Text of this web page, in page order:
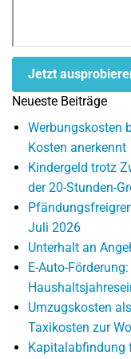
Jetzt
Neueste Beiträge
Werbungskosten
Kosten anerkennt
Kindergeld trotz
der 20-Stunden-
Juli 2026
Unterhalt an
E-Auto-
Umzugskosten
Taxikosten zur
Kapitalabfindung